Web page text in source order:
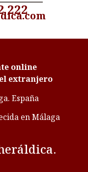
222
online
extranjero
España
en Málaga